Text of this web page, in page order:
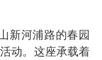
新河浦路的春园
动。这座承载着